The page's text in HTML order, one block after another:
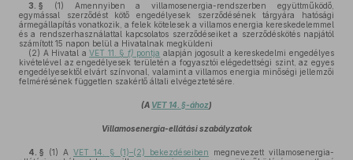
3. § (1) Amennyiben a villamosenergia-rendszerben együttműködő,
egymással szerződést kötő engedélyesek szerződésének tárgyára hatósági
ármegállapítás vonatkozik, a felek kötelesek a villamos energia kereskedelemmel
és a rendszerhasználattal kapcsolatos szerződéseiket a szerződéskötés napjától
számított 15 napon belül a Hivatalnak megküldeni
(2) A Hivatal aVET 11. § f) pontja alapján jogosult a kereskedelmi engedélyes
kivételével az engedélyesek területén a fogyasztói elégedettségi szint, az egyes
engedélyesektől elvárt színvonal, valamint a villamos energia minőségi jellemzői
felmérésének független szakértő általi elvégeztetésére.
(A VET 14. §-ához)
Villamosenergia-ellátási szabályzatok
4. § (1) A VET 14. § (1)–(2) bekezdéseiben megnevezett villamosenergia-